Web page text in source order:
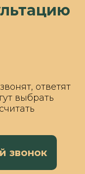
ответят
выбрать
звонок